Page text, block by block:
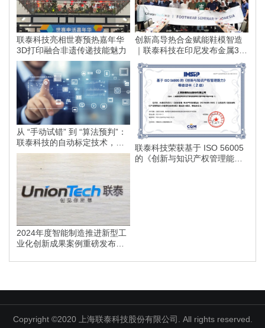
联泰科技亮相世赛预热嘉年华
3D打印融合非遗传递技能魅力
创新高导热合金赋能鞋模智造
｜联泰科技在印尼发布金属3D
打印落地方案
从 “手动试错” 到 “算法预判”：
联泰科技的自动标定技术，如
何为智能制造划定更高的行业
标准？
联泰科技荣获基于 ISO 56005
的《创新与知识产权管理能
2024年度智能制造推进新型工
业化创新成果案例重磅发布，
Copyright ©2020 上海联泰科技股份有限公司. All rights reserved.